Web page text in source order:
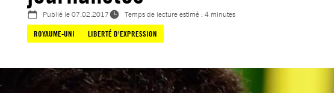
Publié le07.02.2017
Temps de lecture estimé : 4 minutes
ROYAUME-UNI
LIBERTÉ D'EXPRESSION